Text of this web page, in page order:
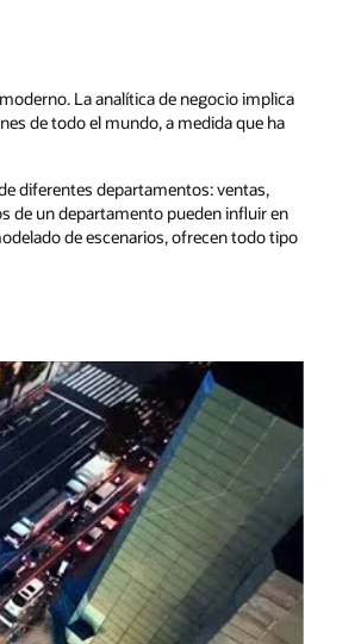
La analítica de negocio implica
de todo el mundo, a medida que ha
diferentes departamentos: ventas,
de un departamento pueden influir en
de escenarios, ofrecen todo tipo